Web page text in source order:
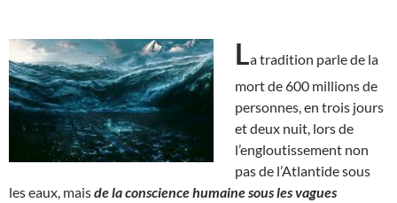
La tradition parle de la
mort de 600 millions de
personnes, en trois jours
et deux nuit, lors de
l’engloutissement non
pas de l’Atlantide sous
les eaux, maisde la conscience humaine sous les vagues